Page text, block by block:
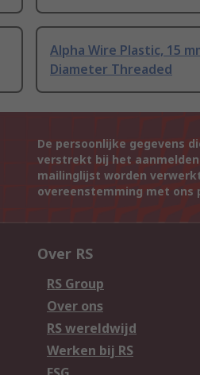
Alpha Wire Plastic, 15
Diameter Threaded
De persoonlijke gegevens
verstrekt bij het aanmelden
mailinglijst worden
overeenstemming met ons
Over RS
RS Group
Over ons
RS wereldwijd
Werken bij RS